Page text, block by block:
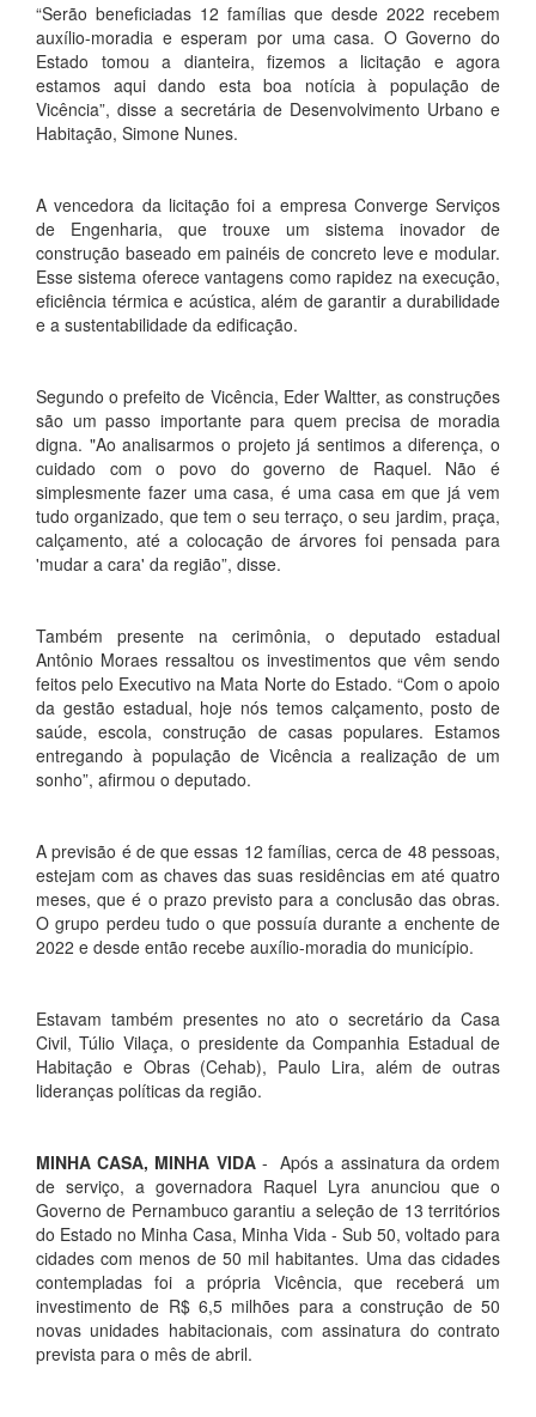
“Serão beneficiadas 12 famílias que desde 2022 recebem
auxílio-moradia e esperam por uma casa. O Governo do
Estado tomou a dianteira, fizemos a licitação e agora
estamos aqui dando esta boa notícia à população de
Vicência”, disse a secretária de Desenvolvimento Urbano e
Habitação, Simone Nunes.
A vencedora da licitação foi a empresa Converge Serviços
de Engenharia, que trouxe um sistema inovador de
construção baseado em painéis de concreto leve e modular.
Esse sistema oferece vantagens como rapidez na execução,
eficiência térmica e acústica, além de garantir a durabilidade
e a sustentabilidade da edificação.
Segundo o prefeito de Vicência, Eder Waltter, as construções
são um passo importante para quem precisa de moradia
digna. "Ao analisarmos o projeto já sentimos a diferença, o
cuidado com o povo do governo de Raquel. Não é
simplesmente fazer uma casa, é uma casa em que já vem
tudo organizado, que tem o seu terraço, o seu jardim, praça,
calçamento, até a colocação de árvores foi pensada para
'mudar a cara' da região”, disse.
Também presente na cerimônia, o deputado estadual
Antônio Moraes ressaltou os investimentos que vêm sendo
feitos pelo Executivo na Mata Norte do Estado. “Com o apoio
da gestão estadual, hoje nós temos calçamento, posto de
saúde, escola, construção de casas populares. Estamos
entregando à população de Vicência a realização de um
sonho”, afirmou o deputado.
A previsão é de que essas 12 famílias, cerca de 48 pessoas,
estejam com as chaves das suas residências em até quatro
meses, que é o prazo previsto para a conclusão das obras.
O grupo perdeu tudo o que possuía durante a enchente de
2022 e desde então recebe auxílio-moradia do município.
Estavam também presentes no ato o secretário da Casa
Civil, Túlio Vilaça, o presidente da Companhia Estadual de
Habitação e Obras (Cehab), Paulo Lira, além de outras
lideranças políticas da região.
MINHA CASA, MINHA VIDA- Após a assinatura da ordem
de serviço, a governadora Raquel Lyra anunciou que o
Governo de Pernambuco garantiu a seleção de 13 territórios
do Estado no Minha Casa, Minha Vida - Sub 50, voltado para
cidades com menos de 50 mil habitantes. Uma das cidades
contempladas foi a própria Vicência, que receberá um
investimento de R$ 6,5 milhões para a construção de 50
novas unidades habitacionais, com assinatura do contrato
prevista para o mês de abril.